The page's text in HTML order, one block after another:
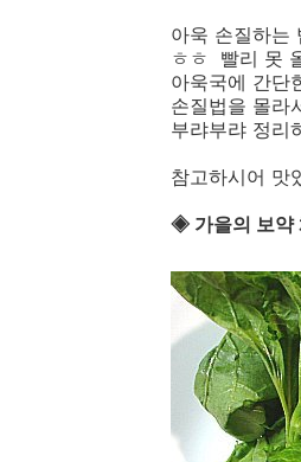
아욱 손질하는
ㅎㅎ 빨리 못
아욱국에 간단
손질법을 몰라
부랴부랴 정리
참고하시어 맛
◈ 가을의 보약